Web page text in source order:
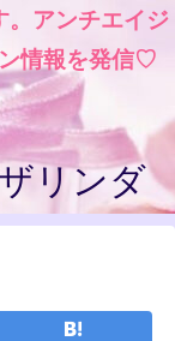
。アンチエイジ
情報を発信♡
リンダ